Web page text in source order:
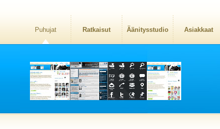
Puhujat Ratkaisut Äänitysstudio Asiakkaat